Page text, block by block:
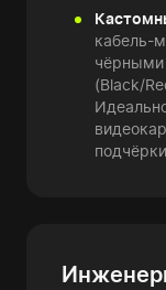
кабель-
чёрными
(Black/